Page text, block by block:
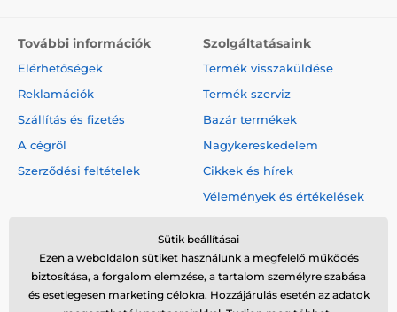
További információk
Elérhetőségek
Reklamációk
Szállítás és fizetés
A cégről
Szerződési feltételek
Szolgáltatásaink
Termék visszaküldése
Termék szerviz
Bazár termékek
Nagykereskedelem
Cikkek és hírek
Vélemények és értékelések
Sütik beállításai
Ezen a weboldalon sütiket használunk a megfelelő működés
biztosítása, a forgalom elemzése, a tartalom személyre szabása
és esetlegesen marketing célokra. Hozzájárulás esetén az adatok